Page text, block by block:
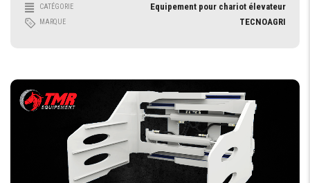
CATÉGORIE Equipement pour chariot élevateur
MARQUE TECNOAGRI